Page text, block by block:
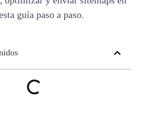
guía paso a paso.